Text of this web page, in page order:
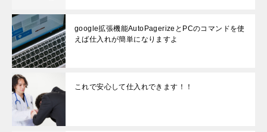
google拡張機能AutoPagerizeとPCのコマンドを使
えば仕入れが簡単になりますよ
これで安心して仕入れできます！！